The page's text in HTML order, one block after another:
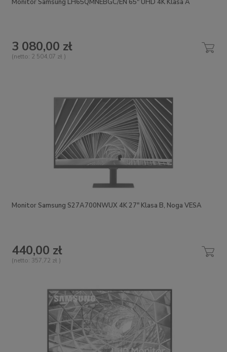
Monitor Samsung LH65QMNEBGC/EN 65" UHD 4K Klasa A
3 080,00 zł
(netto: 2 504,07 zł )
Monitor Samsung S27A700NWUX 4K 27" Klasa B, Noga VESA
440,00 zł
(netto: 357,72 zł )